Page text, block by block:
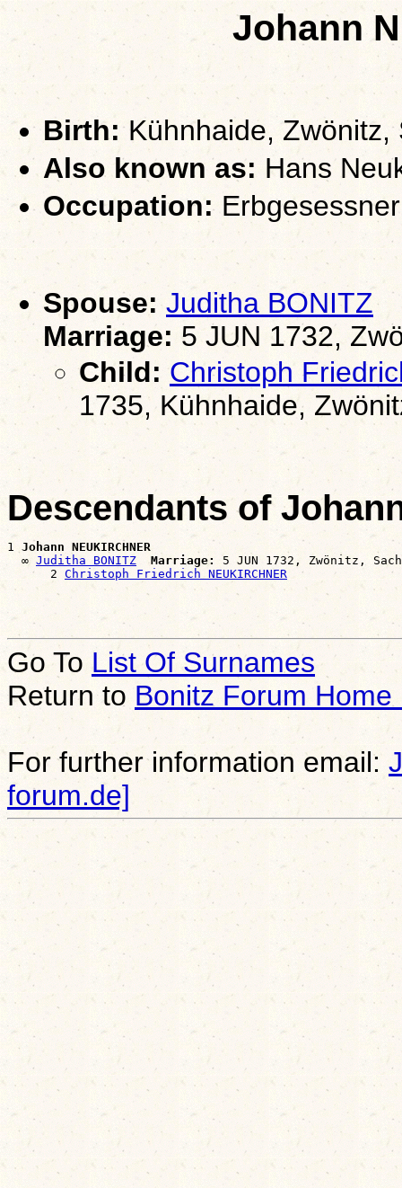
Johann
Birth:Kühnhaide, Zwönitz,
Also known as: Hans
Occupation:Erbgesessner
Spouse: Juditha BONITZ
Marriage: 5 JUN 1732,
Child: Christoph
1735, Kühnhaide,
Descendants of
1 Johann NEUKIRCHNER
  ∞
Juditha BONITZ Marriage:
5 JUN 1732, Zwönitz,
      2
Christoph Friedrich NEUKIRCHNER
Go To List Of Surnames
Return to Bonitz Forum Home
For further information email:
forum.de]